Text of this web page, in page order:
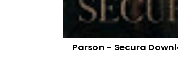
Parson - Secura